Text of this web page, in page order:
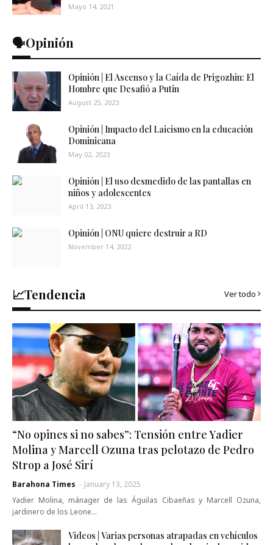
Mayo 14, 2021
🗣️Opinión
Opinión | El Ascenso y la Caída de Prigozhin: El
Hombre que Desafió a Putin
August 25, 2023
Opinión | Impacto del Laicismo en la educación
Dominicana
May 02, 2023
Opinión | El uso desmedido de las pantallas en
niños y adolescentes
April 13, 2023
Opinión | ONU quiere destruir a RD
November 14, 2022
📈Tendencia Ver todo
“No opines si no sabes”: Tensión entre Yadier
Molina y Marcell Ozuna tras pelotazo de Pedro
Strop a José Sirí
Barahona Times - January 13, 2025
Yadier Molina, mánager de las Águilas Cibaeñas y Marcell Ozuna,
jardinero de los Leone…
Videos | Varias personas atrapadas en vehículos